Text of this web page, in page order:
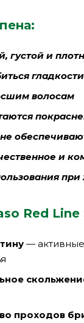
густой и
волосам
и
Red Line
—
проходов